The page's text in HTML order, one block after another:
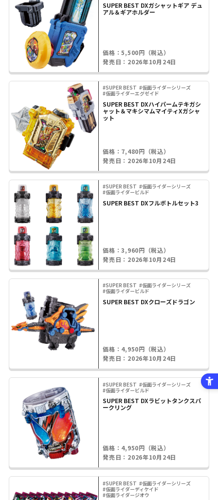
SUPER BEST DXガシャットギア デュ
アル＆ギアホルダー
価格：5,500円（税込）
発売日：2026年10月24日
#SUPER BEST #仮面ライダーシリーズ
#仮面ライダーエグゼイド
SUPER BEST DXハイパームテキガシ
ャット＆マキシマムマイティXガシャ
ット
価格：7,480円（税込）
発売日：2026年10月24日
#SUPER BEST #仮面ライダーシリーズ
#仮面ライダービルド
SUPER BEST DXフルボトルセット3
価格：3,960円（税込）
発売日：2026年10月24日
#SUPER BEST #仮面ライダーシリーズ
#仮面ライダービルド
SUPER BEST DXクローズドラゴン
価格：4,950円（税込）
発売日：2026年10月24日
#SUPER BEST #仮面ライダーシリーズ
#仮面ライダービルド
SUPER BEST DXラビットタンクスパ
ークリング
価格：4,950円（税込）
発売日：2026年10月24日
#SUPER BEST #仮面ライダーシリーズ
#仮面ライダーディケイド
#仮面ライダージオウ